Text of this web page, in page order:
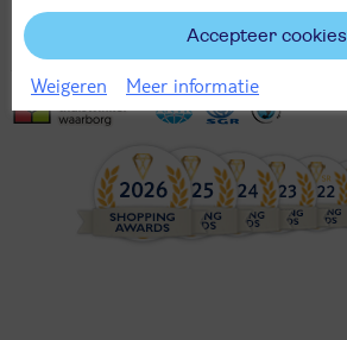
Accepteer cookies
Weigeren Meer informatie